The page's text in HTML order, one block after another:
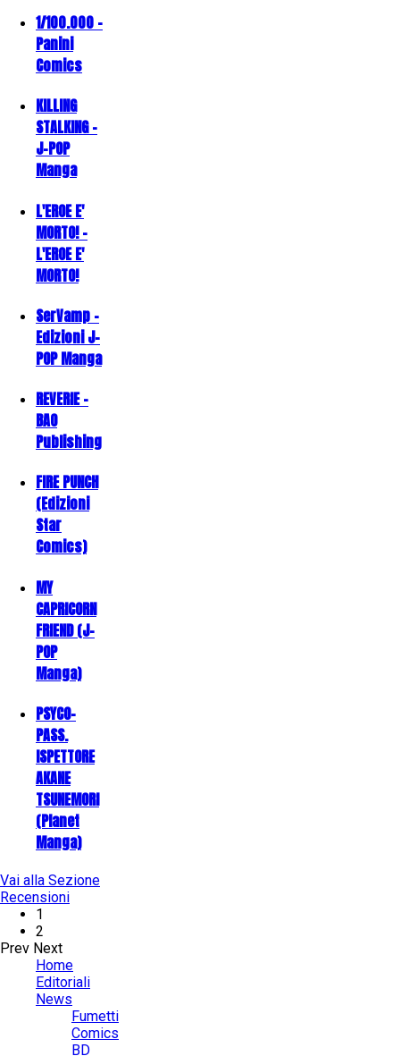
1/100.000 -
Panini
Comics
KILLING
STALKING -
J-POP
Manga
L'EROE E'
MORTO! -
L'EROE E'
MORTO!
SerVamp -
Edizioni J-
POP Manga
REVERIE -
BAO
Publishing
FIRE PUNCH
(Edizioni
Star
Comics)
MY
CAPRICORN
FRIEND (J-
POP
Manga)
PSYCO-
PASS.
ISPETTORE
AKANE
TSUNEMORI
(Planet
Manga)
Vai alla Sezione
Recensioni
1
2
Prev Next
Home
Editoriali
News
Fumetti
Comics
BD